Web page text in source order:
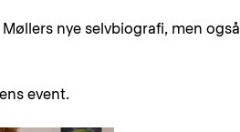
nye selvbiografi, men også
event.